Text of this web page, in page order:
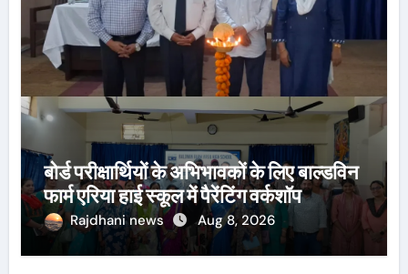
बोर्ड परीक्षार्थियों के अभिभावकों के लिए बाल्डविन
फार्म एरिया हाई स्कूल में पैरेंटिंग वर्कशॉप
Rajdhani news Aug 8, 2026